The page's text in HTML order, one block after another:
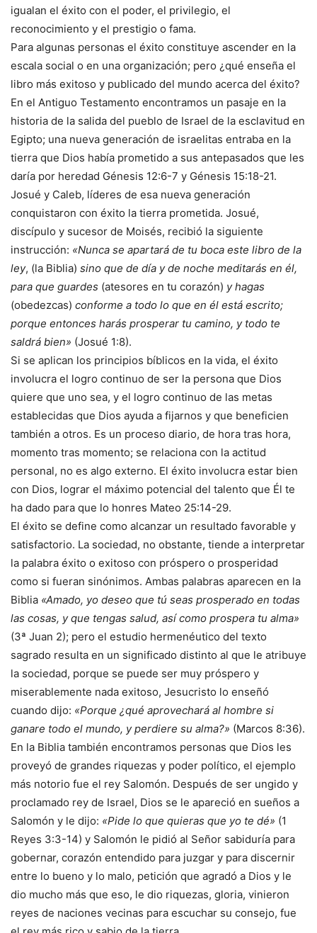
igualan el éxito con el poder, el privilegio, el
reconocimiento y el prestigio o fama.
Para algunas personas el éxito constituye ascender en la
escala social o en una organización; pero ¿qué enseña el
libro más exitoso y publicado del mundo acerca del éxito?
En el Antiguo Testamento encontramos un pasaje en la
historia de la salida del pueblo de Israel de la esclavitud en
Egipto; una nueva generación de israelitas entraba en la
tierra que Dios había prometido a sus antepasados que les
daría por heredad Génesis 12:6-7 y Génesis 15:18-21.
Josué y Caleb, líderes de esa nueva generación
conquistaron con éxito la tierra prometida. Josué,
discípulo y sucesor de Moisés, recibió la siguiente
instrucción: «Nunca se apartará de tu boca este libro de la
ley, (la Biblia) sino que de día y de noche meditarás en él,
para que guardes (atesores en tu corazón) y hagas
(obedezcas) conforme a todo lo que en él está escrito;
porque entonces harás prosperar tu camino, y todo te
saldrá bien» (Josué 1:8).
Si se aplican los principios bíblicos en la vida, el éxito
involucra el logro continuo de ser la persona que Dios
quiere que uno sea, y el logro continuo de las metas
establecidas que Dios ayuda a fijarnos y que beneficien
también a otros. Es un proceso diario, de hora tras hora,
momento tras momento; se relaciona con la actitud
personal, no es algo externo. El éxito involucra estar bien
con Dios, lograr el máximo potencial del talento que Él te
ha dado para que lo honres Mateo 25:14-29.
El éxito se define como alcanzar un resultado favorable y
satisfactorio. La sociedad, no obstante, tiende a interpretar
la palabra éxito o exitoso con próspero o prosperidad
como si fueran sinónimos. Ambas palabras aparecen en la
Biblia «Amado, yo deseo que tú seas prosperado en todas
las cosas, y que tengas salud, así como prospera tu alma»
(3ª Juan 2); pero el estudio hermenéutico del texto
sagrado resulta en un significado distinto al que le atribuye
la sociedad, porque se puede ser muy próspero y
miserablemente nada exitoso, Jesucristo lo enseñó
cuando dijo: «Porque ¿qué aprovechará al hombre si
ganare todo el mundo, y perdiere su alma?» (Marcos 8:36).
En la Biblia también encontramos personas que Dios les
proveyó de grandes riquezas y poder político, el ejemplo
más notorio fue el rey Salomón. Después de ser ungido y
proclamado rey de Israel, Dios se le apareció en sueños a
Salomón y le dijo: «Pide lo que quieras que yo te dé» (1
Reyes 3:3-14) y Salomón le pidió al Señor sabiduría para
gobernar, corazón entendido para juzgar y para discernir
entre lo bueno y lo malo, petición que agradó a Dios y le
dio mucho más que eso, le dio riquezas, gloria, vinieron
reyes de naciones vecinas para escuchar su consejo, fue